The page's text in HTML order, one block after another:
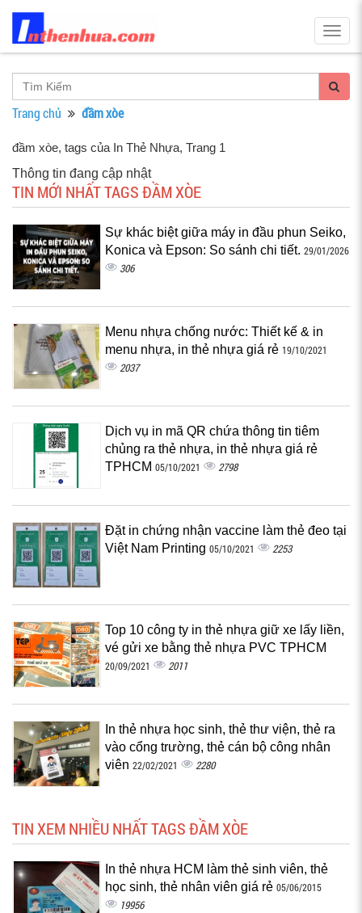
Trang chủ đầm xòe
đầm xòe, tags của In Thẻ Nhựa, Trang 1
Thông tin đang cập nhật
TIN MỚI NHẤT TAGS ĐẦM XÒE
Sự khác biệt giữa máy in đầu phun Seiko,
Konica và Epson: So sánh chi tiết. 29/01/2026
306
Menu nhựa chống nước: Thiết kế & in
menu nhựa, in thẻ nhựa giá rẻ 19/10/2021
2037
Dịch vụ in mã QR chứa thông tin tiêm
chủng ra thẻ nhựa, in thẻ nhựa giá rẻ
TPHCM 05/10/2021 2798
Đặt in chứng nhận vaccine làm thẻ đeo tại
Việt Nam Printing 05/10/2021 2253
Top 10 công ty in thẻ nhựa giữ xe lấy liền,
vé gửi xe bằng thẻ nhựa PVC TPHCM
20/09/2021 2011
In thẻ nhựa học sinh, thẻ thư viện, thẻ ra
vào cổng trường, thẻ cán bộ công nhân
viên 22/02/2021 2280
TIN XEM NHIỀU NHẤT TAGS ĐẦM XÒE
In thẻ nhựa HCM làm thẻ sinh viên, thẻ
học sinh, thẻ nhân viên giá rẻ 05/06/2015
19956